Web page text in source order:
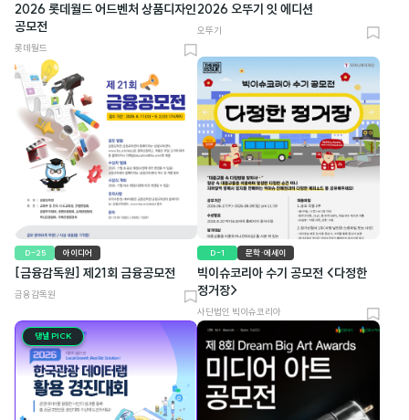
2026 롯데월드 어드벤처 상품디자인
공모전
롯데월드
북
마
크
2026 오뚜기 잇 에디션
오뚜기
북
마
크
D-25 아이디어
[금융감독원] 제21회 금융공모전
금융감독원
북
마
크
D-1 문학·에세이
빅이슈코리아 수기 공모전 <다정한
정거장>
사단법인 빅이슈코리아
북
댕낼 PICK